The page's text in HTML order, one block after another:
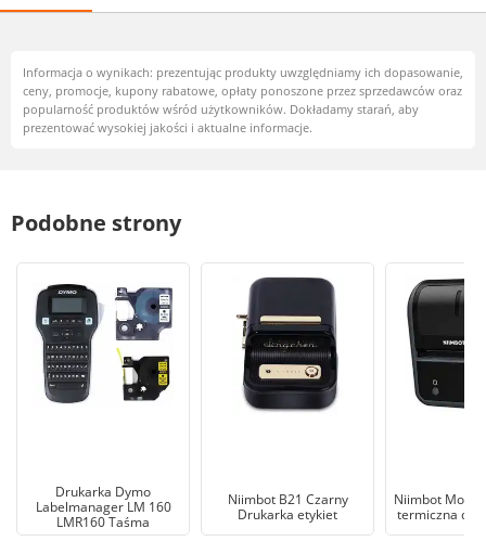
Informacja o wynikach: prezentując produkty uwzględniamy ich dopasowanie,
ceny, promocje, kupony rabatowe, opłaty ponoszone przez sprzedawców oraz
popularność produktów wśród użytkowników. Dokładamy starań, aby
prezentować wysokiej jakości i aktualne informacje.
Podobne strony
Drukarka Dymo
Labelmanager LM 160
LMR160 Taśma
Niimbot B21 Czarny
Drukarka etykiet
Niimbot
termiczna do